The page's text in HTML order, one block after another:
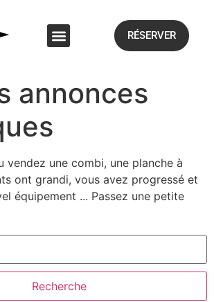
RÉSERVER
annonces
vendez une combi, une planche à
ont grandi, vous avez progressé et
équipement ... Passez une petite